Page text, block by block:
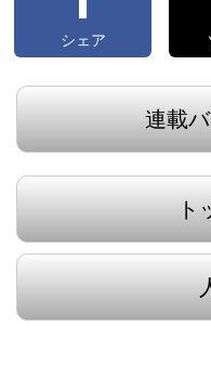
シェア
連載
ト